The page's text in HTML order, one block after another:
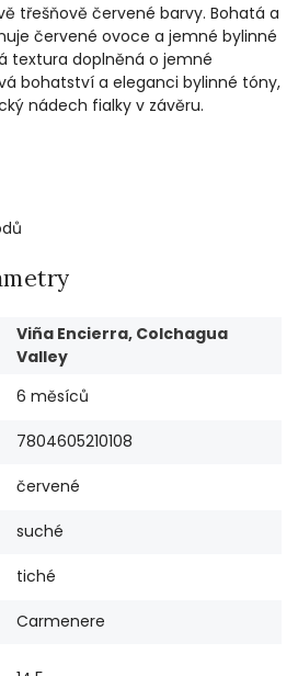
třešňově červené barvy. Bohatá a
červené ovoce a jemné bylinné
textura doplněná o jemné
bohatství a eleganci bylinné tóny,
nádech fialky v závěru.
Viña Encierra, Colchagua
Valley
6 měsíců
7804605210108
červené
suché
tiché
Carmenere